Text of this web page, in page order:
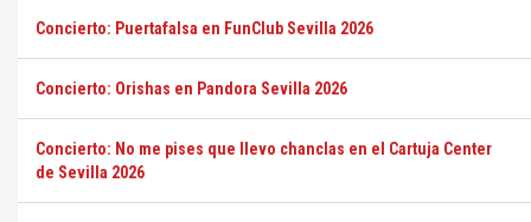
Concierto: Puertafalsa en FunClub Sevilla 2026
Concierto: Orishas en Pandora Sevilla 2026
Concierto: No me pises que llevo chanclas en el Cartuja Center
de Sevilla 2026